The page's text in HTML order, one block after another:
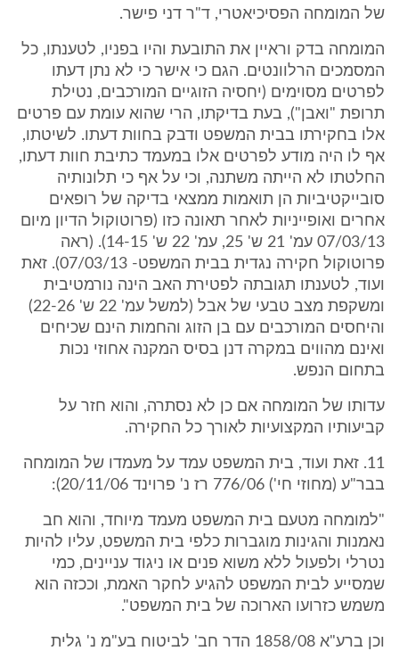
של המומחה הפסיכיאטרי, ד"ר דני פישר.
המומחה בדק וראיין את התובעת והיו בפניו, לטענתו, כל
המסמכים הרלוונטים. הגם כי אישר כי לא נתן דעתו
לפרטים מסוימים (יחסיה הזוגיים המורכבים, נטילת
תרופת "ואבן"), בעת בדיקתו, הרי שהוא עומת עם פרטים
אלו בחקירתו בבית המשפט ודבק בחוות דעתו. לשיטתו,
אף לו היה מודע לפרטים אלו במעמד כתיבת חוות דעתו,
החלטתו לא הייתה משתנה, וכי על אף כי תלונותיה
סובייקטיביות הן תואמות ממצאי בדיקה של רופאים
אחרים ואופייניות לאחר תאונה כזו (פרוטוקול הדיון מיום
07/03/13 עמ' 21 ש' 25, עמ' 22 ש' 14-15). (ראה
פרוטוקול חקירה נגדית בבית המשפט- 07/03/13). זאת
ועוד, לטענתו תגובתה לפטירת האב הינה נורמטיבית
ומשקפת מצב טבעי של אבל (למשל עמ' 22 ש' 22-26)
והיחסים המורכבים עם בן הזוג והחמות הינם שכיחים
ואינם מהווים במקרה דנן בסיס המקנה אחוזי נכות
בתחום הנפש.
עדותו של המומחה אם כן לא נסתרה, והוא חזר על
קביעותיו המקצועיות לאורך כל החקירה.
11. זאת ועוד, בית המשפט עמד על מעמדו של המומחה
בבר"ע (מחוזי חי') 776/06 רז נ' פרוינד 20/11/06):
"למומחה מטעם בית המשפט מעמד מיוחד, והוא חב
נאמנות והגינות מוגברות כלפי בית המשפט, עליו להיות
נטרלי ולפעול ללא משוא פנים או ניגוד עניינים, כמי
שמסייע לבית המשפט להגיע לחקר האמת, וככזה הוא
משמש כזרועו הארוכה של בית המשפט".
וכן ברע"א 1858/08 הדר חב' לביטוח בע"מ נ' גלית